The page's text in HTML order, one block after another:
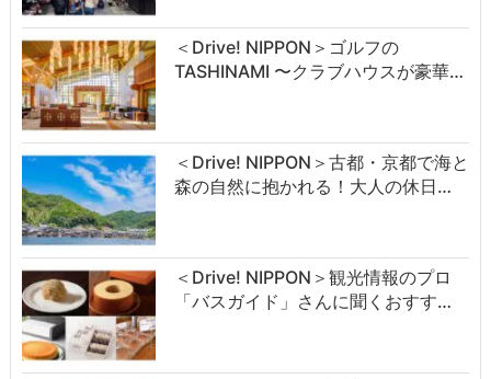
＜Drive! NIPPON＞ゴルフの
TASHINAMI 〜クラブハウスが豪華…
＜Drive! NIPPON＞古都・京都で海と
森の自然に抱かれる！大人の休日…
＜Drive! NIPPON＞観光情報のプロ
「バスガイド」さんに聞くおすす…